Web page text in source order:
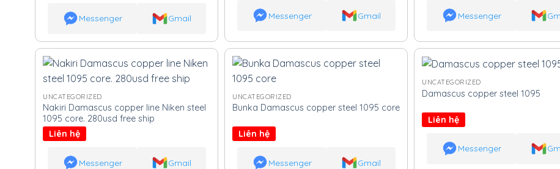
Messenger Gmail Messenger Gmail Messenger
UNCATEGORIZED
Nakiri Damascus copper line Niken steel
1095 core. 280usd free ship
Liên hệ
Messenger Gmail
UNCATEGORIZED
Bunka Damascus copper steel 1095 core
Liên hệ
Messenger Gmail
UNCATEGORIZED
Damascus copper steel 1095
Liên hệ
Messenger